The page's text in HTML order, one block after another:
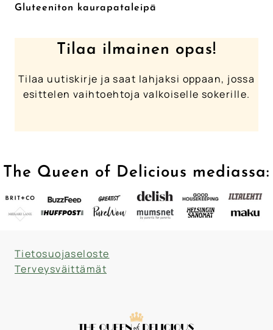
Gluteeniton kaurapataleipä
Tilaa ilmainen opas!
Tilaa uutiskirje ja saat lahjaksi oppaan, jossa
esittelen vaihtoehtoja valkoiselle sokerille.
The Queen of Delicious mediassa:
Tietosuojaseloste
Terveysväittämät